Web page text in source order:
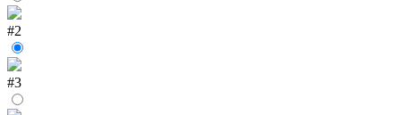
#2
#3